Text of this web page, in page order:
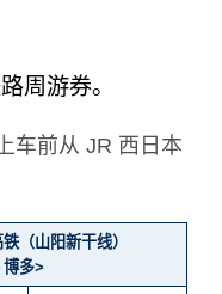
周游券。
车前从 JR 西日本
（山阳新干线）
多>